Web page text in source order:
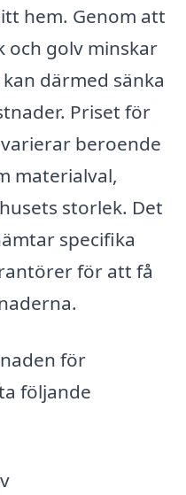
hem. Genom att
och golv minskar
därmed sänka
Priset för
beroende
materialval,
storlek. Det
specifika
för att få
för
följande